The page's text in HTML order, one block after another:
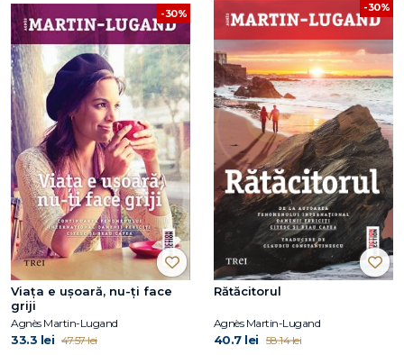
-30%
Viața e ușoară, nu-ți face
griji
Agnès Martin-Lugand
33.3 lei 47.57 lei
-30%
Rătăcitorul
Agnès Martin-Lugand
40.7 lei 58.14 lei